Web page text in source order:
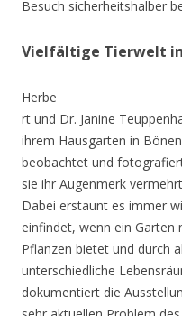
Besuch sicherheitshalber
Vielfältige Tierwelt
Herbe
rt und Dr. Janine
ihrem Hausgarten in
beobachtet und
sie ihr Augenmerk
Dabei erstaunt es immer
einfindet, wenn ein Garten
Pflanzen bietet und durch
unterschiedliche
dokumentiert die